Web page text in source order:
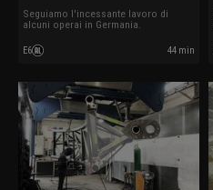
Seguiamo l'incessante lavoro di
alcuni operai in Germania.
E6 44 min